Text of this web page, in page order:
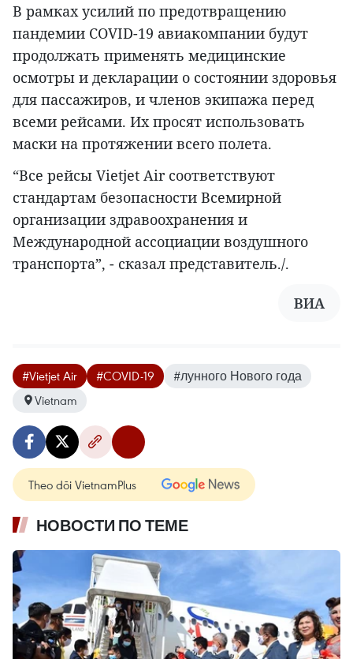
В рамках усилий по предотвращению
пандемии COVID-19 авиакомпании будут
продолжать применять медицинские
осмотры и декларации о состоянии здоровья
для пассажиров, и членов экипажа перед
всеми рейсами. Их просят использовать
маски на протяжении всего полета.
“Все рейсы Vietjet Air соответствуют
стандартам безопасности Всемирной
организации здравоохранения и
Международной ассоциации воздушного
транспорта”, - сказал представитель./.
ВИА
#Vietjet Air #COVID-19
#лунного Нового года
Vietnam
Theo dõi VietnamPlus
НОВОСТИ ПО ТЕМЕ